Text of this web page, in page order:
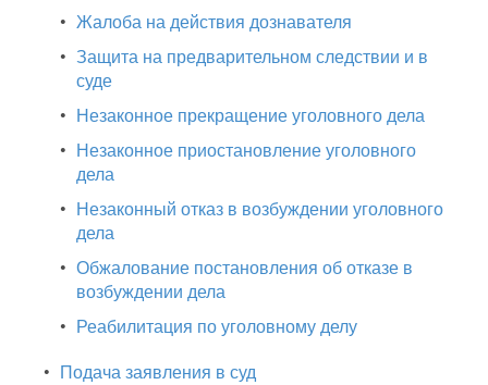
• Жалоба на действия дознавателя
• Защита на предварительном следствии и в
суде
• Незаконное прекращение уголовного дела
• Незаконное приостановление уголовного
дела
• Незаконный отказ в возбуждении уголовного
дела
• Обжалование постановления об отказе в
возбуждении дела
• Реабилитация по уголовному делу
• Подача заявления в суд